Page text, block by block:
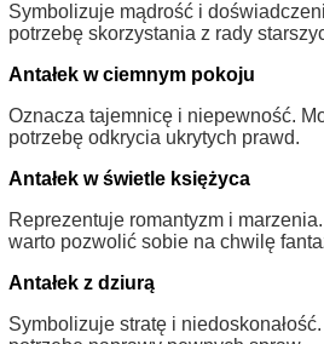
Symbolizuje mądrość i
potrzebę skorzystania z rady
Antałek w ciemnym pokoju
Oznacza tajemnicę i niepewność.
potrzebę odkrycia ukrytych prawd.
Antałek w świetle księżyca
Reprezentuje romantyzm i
warto pozwolić sobie na chwilę
Antałek z dziurą
Symbolizuje stratę i